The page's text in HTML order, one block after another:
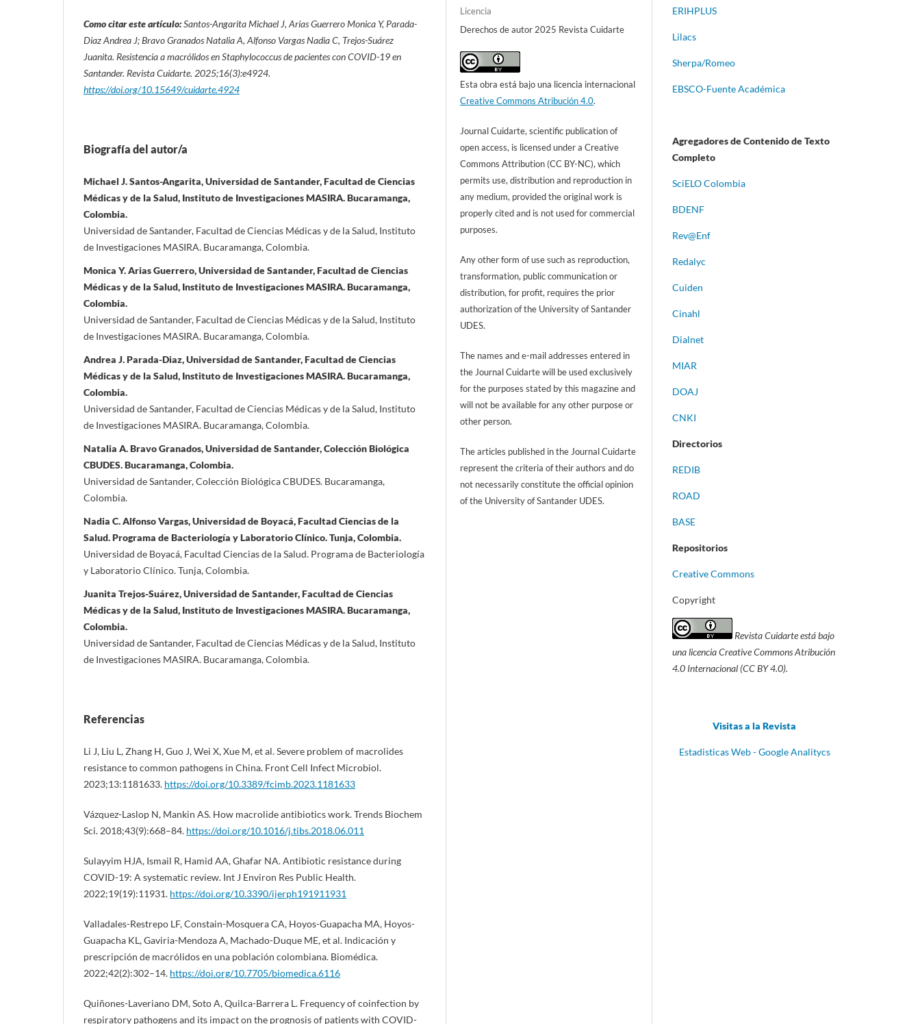
Como citar este artículo:Santos-Angarita Michael J, Arias Guerrero Monica Y, Parada-
Diaz Andrea J; Bravo Granados Natalia A, Alfonso Vargas Nadia C, Trejos-Suárez
Juanita. Resistencia a macrólidos en Staphylococcus de pacientes con COVID-19 en
Santander. Revista Cuidarte. 2025;16(3):e4924.
https://doi.org/10.15649/cuidarte.4924
Biografía del autor/a
Michael J. Santos-Angarita, Universidad de Santander, Facultad de Ciencias
Médicas y de la Salud, Instituto de Investigaciones MASIRA. Bucaramanga,
Colombia.
Universidad de Santander, Facultad de Ciencias Médicas y de la Salud, Instituto
de Investigaciones MASIRA. Bucaramanga, Colombia.
Monica Y. Arias Guerrero, Universidad de Santander, Facultad de Ciencias
Médicas y de la Salud, Instituto de Investigaciones MASIRA. Bucaramanga,
Colombia.
Universidad de Santander, Facultad de Ciencias Médicas y de la Salud, Instituto
de Investigaciones MASIRA. Bucaramanga, Colombia.
Andrea J. Parada-Diaz, Universidad de Santander, Facultad de Ciencias
Médicas y de la Salud, Instituto de Investigaciones MASIRA. Bucaramanga,
Colombia.
Universidad de Santander, Facultad de Ciencias Médicas y de la Salud, Instituto
de Investigaciones MASIRA. Bucaramanga, Colombia.
Natalia A. Bravo Granados, Universidad de Santander, Colección Biológica
CBUDES. Bucaramanga, Colombia.
Universidad de Santander, Colección Biológica CBUDES. Bucaramanga,
Colombia.
Nadia C. Alfonso Vargas, Universidad de Boyacá, Facultad Ciencias de la
Salud. Programa de Bacteriología y Laboratorio Clínico. Tunja, Colombia.
Universidad de Boyacá, Facultad Ciencias de la Salud. Programa de Bacteriología
y Laboratorio Clínico. Tunja, Colombia.
Juanita Trejos-Suárez, Universidad de Santander, Facultad de Ciencias
Médicas y de la Salud, Instituto de Investigaciones MASIRA. Bucaramanga,
Colombia.
Universidad de Santander, Facultad de Ciencias Médicas y de la Salud, Instituto
de Investigaciones MASIRA. Bucaramanga, Colombia.
Referencias
Li J, Liu L, Zhang H, Guo J, Wei X, Xue M, et al. Severe problem of macrolides
resistance to common pathogens in China. Front Cell Infect Microbiol.
2023;13:1181633. https://doi.org/10.3389/fcimb.2023.1181633
Vázquez-Laslop N, Mankin AS. How macrolide antibiotics work. Trends Biochem
Sci. 2018;43(9):668–84. https://doi.org/10.1016/j.tibs.2018.06.011
Sulayyim HJA, Ismail R, Hamid AA, Ghafar NA. Antibiotic resistance during
COVID-19: A systematic review. Int J Environ Res Public Health.
2022;19(19):11931. https://doi.org/10.3390/ijerph191911931
Valladales-Restrepo LF, Constain-Mosquera CA, Hoyos-Guapacha MA, Hoyos-
Guapacha KL, Gaviria-Mendoza A, Machado-Duque ME, et al. Indicación y
prescripción de macrólidos en una población colombiana. Biomédica.
2022;42(2):302–14. https://doi.org/10.7705/biomedica.6116
Quiñones-Laveriano DM, Soto A, Quilca-Barrera L. Frequency of coinfection by
respiratory pathogens and its impact on the prognosis of patients with COVID-
Licencia
Derechos de autor 2025 Revista Cuidarte
Esta obra está bajo una licencia internacional
Creative Commons Atribución 4.0.
Journal Cuidarte, scientific publication of
open access, is licensed under a Creative
Commons Attribution (CC BY-NC), which
permits use, distribution and reproduction in
any medium, provided the original work is
properly cited and is not used for commercial
purposes.
Any other form of use such as reproduction,
transformation, public communication or
distribution, for profit, requires the prior
authorization of the University of Santander
UDES.
The names and e-mail addresses entered in
the Journal Cuidarte will be used exclusively
for the purposes stated by this magazine and
will not be available for any other purpose or
other person.
The articles published in the Journal Cuidarte
represent the criteria of their authors and do
not necessarily constitute the official opinion
of the University of Santander UDES.
ERIHPLUS
Lilacs
Sherpa/Romeo
EBSCO-Fuente Académica
Agregadores de Contenido de Texto
Completo
SciELO Colombia
BDENF
Rev@Enf
Redalyc
Cuiden
Cinahl
Dialnet
MIAR
DOAJ
CNKI
Directorios
REDIB
ROAD
BASE
Repositorios
Creative Commons
Copyright
Revista Cuidarte está bajo
una licencia Creative Commons Atribución
4.0 Internacional (CC BY 4.0).
Visitas a la Revista
Estadisticas Web - Google Analitycs